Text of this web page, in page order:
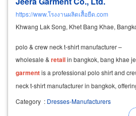
https://www.โรงงานผลิตเสื้อยืด.com
Khwang Lak Song, Khet Bang Khae,
polo & crew neck t-shirt manufacturer –
wholesale & retailin bangkok, bang khae
garmentis a professional polo shirt and
neck t-shirt manufacturer in bangkok,
both wholesale and retail
at factory-direct
prices. we produce high-quality shirts made
Category : Dresses-Manufacturers